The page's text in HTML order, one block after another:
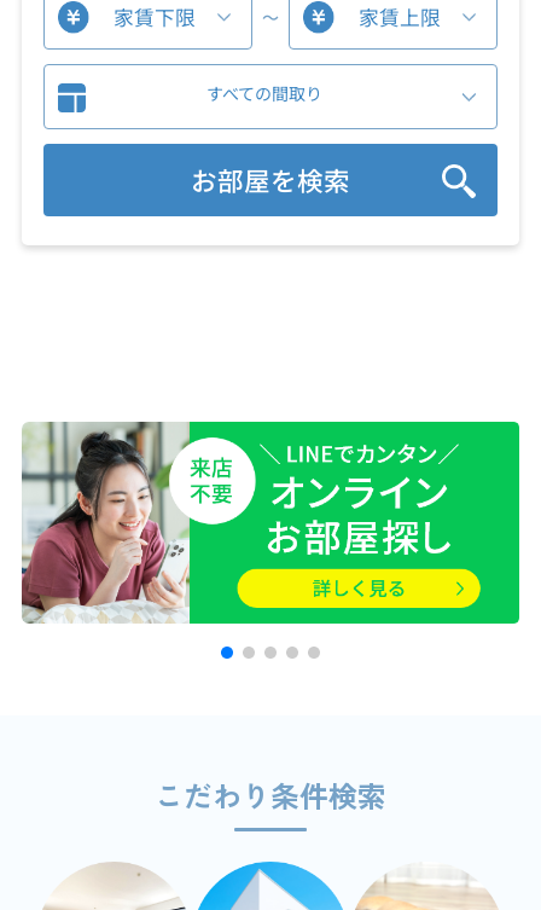
家賃下限 ～ 家賃上限
すべての間取り
お部屋を検索
こだわり条件検索